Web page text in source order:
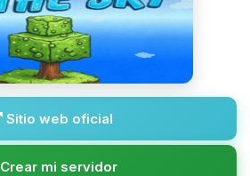
Sitio web oficial
Crear mi servidor